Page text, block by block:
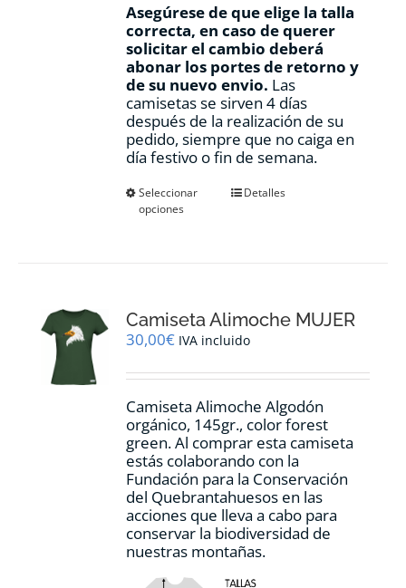
Asegúrese de que elige la talla
correcta, en caso de querer
solicitar el cambio deberá
abonar los portes de retorno y
de su nuevo envio. Las
camisetas se sirven 4 días
después de la realización de su
pedido, siempre que no caiga en
día festivo o fin de semana.
Seleccionar
opciones
Este
se
pueden
en
página
de
producto
Detalles
Camiseta Alimoche MUJER
30,00€ IVA incluido
Camiseta Alimoche Algodón
orgánico, 145gr., color forest
green. Al comprar esta camiseta
estás colaborando con la
Fundación para la Conservación
del Quebrantahuesos en las
acciones que lleva a cabo para
conservar la biodiversidad de
nuestras montañas.